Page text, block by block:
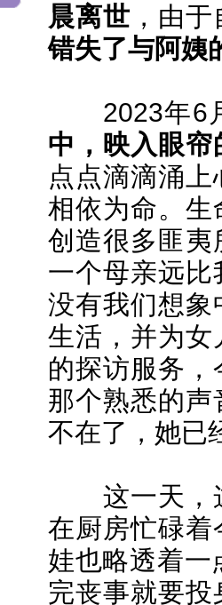
晨离世 ，由
错失了与阿姨
2023年6
中，映入眼
点点滴滴涌
相依为命。
创造很多匪
一个母亲远
没有我们想
生活，并为
的探访服务
那个熟悉的
不在了，她已
这一天，
在厨房忙碌
娃也略透着一
完丧事就要